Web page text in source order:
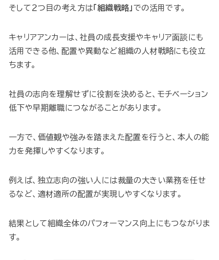
そして２つ目の考え方は 「組織戦略」 での活用です。
キャリアアンカーは、社員の成長支援やキャリア面談にも
活用できる他、配置や異動など組織の人材戦略にも役立
ちます。
社員の志向を理解せずに役割を決めると、モチベーション
低下や早期離職につながることがあります。
一方で、価値観や強みを踏まえた配置を行うと、本人の能
力を発揮しやすくなります。
例えば、独立志向の強い人には裁量の大きい業務を任せ
るなど、適材適所の配置が実現しやすくなります。
結果として組織全体のパフォーマンス向上にもつながりま
す。